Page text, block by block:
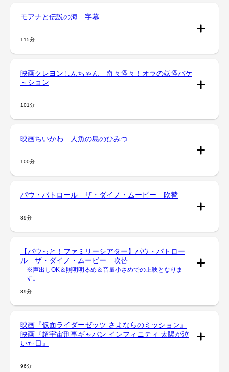
モアナと伝説の海 字幕
115分
映画クレヨンしんちゃん 奇々怪々！オラの妖怪バケ
～ション
101分
映画ちいかわ 人魚の島のひみつ
100分
パウ・パトロール ザ・ダイノ・ムービー 吹替
89分
【パウっと！ファミリーシアター】パウ・パトロー
ル ザ・ダイノ・ムービー 吹替
※声出しOK＆照明明るめ＆音量小さめでの上映となりま
す。
89分
映画『仮面ライダーゼッツ さよならのミッション』
映画『超宇宙刑事ギャバン インフィニティ 太陽が泣
いた日』
96分